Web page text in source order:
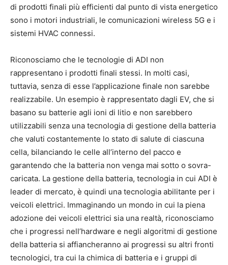
di prodotti finali più efficienti dal punto di vista energetico
sono i motori industriali, le comunicazioni wireless 5G e i
sistemi HVAC connessi.
Riconosciamo che le tecnologie di ADI non
rappresentano i prodotti finali stessi. In molti casi,
tuttavia, senza di esse l’applicazione finale non sarebbe
realizzabile. Un esempio è rappresentato dagli EV, che si
basano su batterie agli ioni di litio e non sarebbero
utilizzabili senza una tecnologia di gestione della batteria
che valuti costantemente lo stato di salute di ciascuna
cella, bilanciando le celle all’interno del pacco e
garantendo che la batteria non venga mai sotto o sovra-
caricata. La gestione della batteria, tecnologia in cui ADI è
leader di mercato, è quindi una tecnologia abilitante per i
veicoli elettrici. Immaginando un mondo in cui la piena
adozione dei veicoli elettrici sia una realtà, riconosciamo
che i progressi nell’hardware e negli algoritmi di gestione
della batteria si affiancheranno ai progressi su altri fronti
tecnologici, tra cui la chimica di batteria e i gruppi di